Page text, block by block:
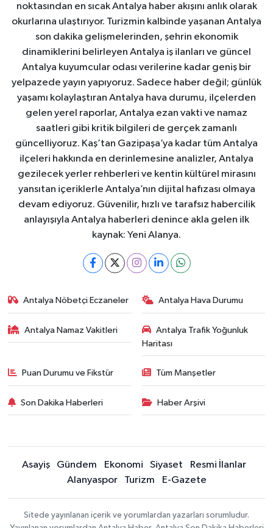
noktasından en sıcak Antalya haber akışını anlık olarak
okurlarına ulaştırıyor. Turizmin kalbinde yaşanan Antalya
son dakika gelişmelerinden, şehrin ekonomik
dinamiklerini belirleyen Antalya iş ilanları ve güncel
Antalya kuyumcular odası verilerine kadar geniş bir
yelpazede yayın yapıyoruz. Sadece haber değil; günlük
yaşamı kolaylaştıran Antalya hava durumu, ilçelerden
gelen yerel raporlar, Antalya ezan vakti ve namaz
saatleri gibi kritik bilgileri de gerçek zamanlı
güncelliyoruz. Kaş’tan Gazipaşa’ya kadar tüm Antalya
ilçeleri hakkında en derinlemesine analizler, Antalya
gezilecek yerler rehberleri ve kentin kültürel mirasını
yansıtan içeriklerle Antalya’nın dijital hafızası olmaya
devam ediyoruz. Güvenilir, hızlı ve tarafsız habercilik
anlayışıyla Antalya haberleri denince akla gelen ilk
kaynak: Yeni Alanya.
Antalya Nöbetçi Eczaneler Antalya Hava Durumu
Antalya Namaz Vakitleri
Antalya Trafik Yoğunluk
Haritası
Puan Durumu ve Fikstür Tüm Manşetler
Son Dakika Haberleri Haber Arşivi
Asayiş Gündem Ekonomi Siyaset
Resmi İlanlar
Alanyaspor
Turizm E-Gazete
Sitede yayınlanan içerik ve yorumlardan yazarları sorumludur.